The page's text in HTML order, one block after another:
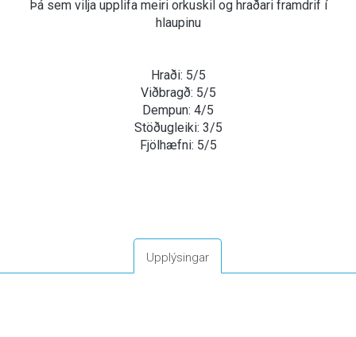
Þá sem vilja upplifa meiri orkuskil og hraðari framdrif í
hlaupinu
Hraði: 5/5
Viðbragð: 5/5
Dempun: 4/5
Stöðugleiki: 3/5
Fjölhæfni: 5/5
Upplýsingar